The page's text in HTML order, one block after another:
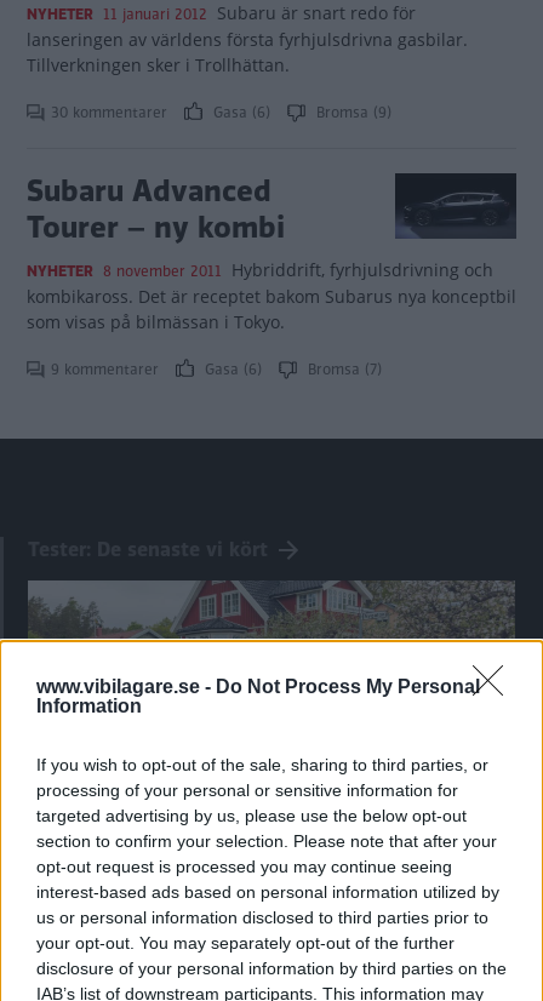
www.vibilagare.se - Do Not Process My Personal
Information
If you wish to opt-out of the sale, sharing to third parties, or
processing of your personal or sensitive information for
targeted advertising by us, please use the below opt-out
section to confirm your selection. Please note that after your
opt-out request is processed you may continue seeing
interest-based ads based on personal information utilized by
us or personal information disclosed to third parties prior to
your opt-out. You may separately opt-out of the further
disclosure of your personal information by third parties on the
IAB’s list of downstream participants. This information may
NYHETER 11 januari 2012 Subaru är snart redo för
lanseringen av världens första fyrhjulsdrivna gasbilar.
Tillverkningen sker i Trollhättan.
30 kommentarer Gasa (6) Bromsa (9)
Subaru Advanced
Tourer – ny kombi
NYHETER 8 november 2011 Hybriddrift, fyrhjulsdrivning och
kombikaross. Det är receptet bakom Subarus nya konceptbil
som visas på bilmässan i Tokyo.
9 kommentarer Gasa (6) Bromsa (7)
Kia utmanar i kombiklassen – blir omkörd
av ”gamlingen”
Nykomlingen fälls av en besvärande nackdel.